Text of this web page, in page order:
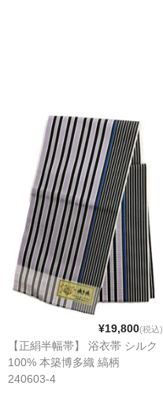
¥19,800(税込)
【正絹半幅帯】 浴衣帯 シルク
100% 本築博多織 縞柄
240603-4